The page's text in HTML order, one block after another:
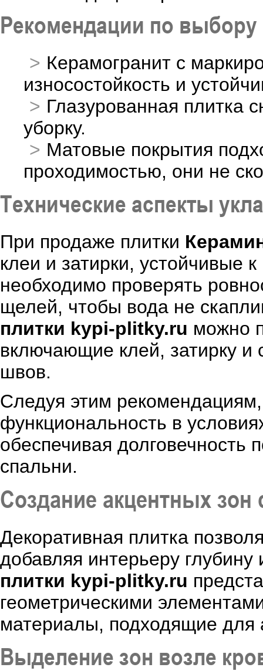
Рекомендации по выбору
Керамогранит с
износостойкость и
Глазурованная плитка
уборку.
Матовые покрытия
проходимостью, они не
Технические аспекты
При продаже плитки
клеи и затирки, устойчивые
необходимо проверять
щелей, чтобы вода не
плитки kypi-plitky.ru можно
включающие клей, затирку
швов.
Следуя этим
функциональность в
обеспечивая долговечность
спальни.
Создание акцентных зон
Декоративная плитка
добавляя интерьеру
плитки kypi-plitky.ru
геометрическими
материалы, подходящие для
Выделение зон возле